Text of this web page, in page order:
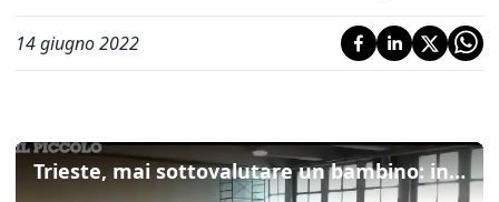
14 giugno 2022
Trieste, mai sottovalutare un bambino: incredibile il canestro da metà campo